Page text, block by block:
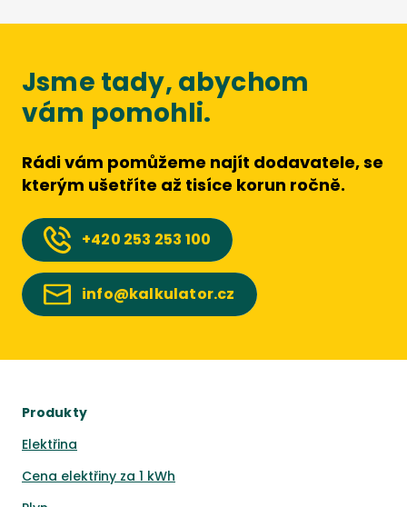
Jsme tady, abychom
vám pomohli.
Rádi vám pomůžeme najít dodavatele, se
kterým ušetříte až tisíce korun ročně.
+420 253 253 100
info@kalkulator.cz
Produkty
Elektřina
Cena elektřiny za 1 kWh